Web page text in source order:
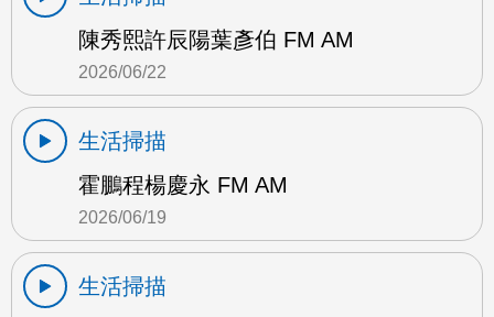
陳秀熙許辰陽葉彥伯 FM AM
2026/06/22
生活掃描
霍鵬程楊慶永 FM AM
2026/06/19
生活掃描